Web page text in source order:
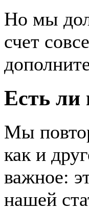
Но мы
счет
Есть ли
Мы
как и
важное:
нашей